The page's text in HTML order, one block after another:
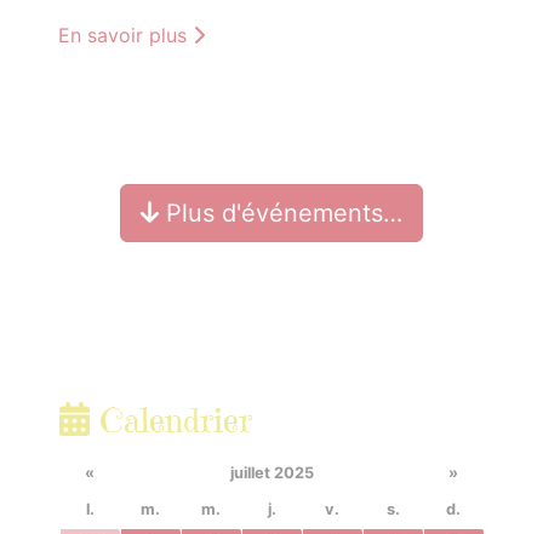
En savoir plus
Plus d'événements…
Calendrier
« juillet 2025
»
l.
m. m. j. v. s. d.